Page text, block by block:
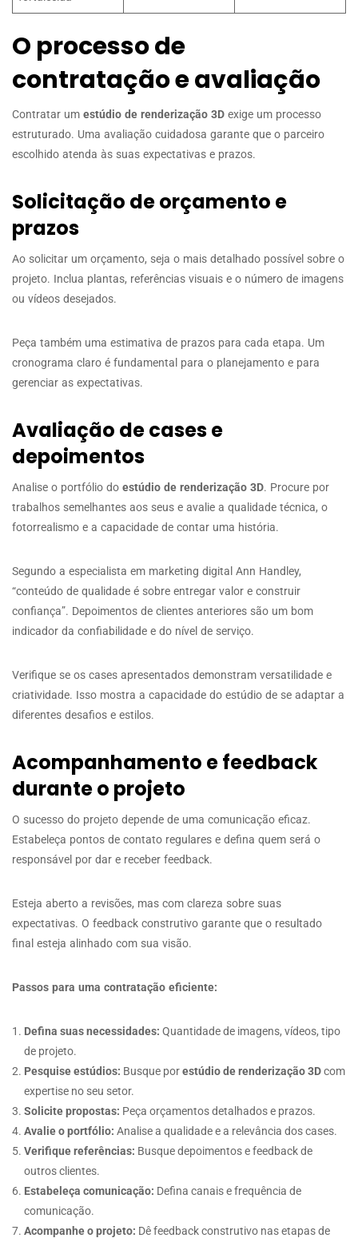
O processo de
contratação e avaliação
Contratar um estúdio de renderização 3D exige um processo
estruturado. Uma avaliação cuidadosa garante que o parceiro
escolhido atenda às suas expectativas e prazos.
Solicitação de orçamento e
prazos
Ao solicitar um orçamento, seja o mais detalhado possível sobre o
projeto. Inclua plantas, referências visuais e o número de imagens
ou vídeos desejados.
Peça também uma estimativa de prazos para cada etapa. Um
cronograma claro é fundamental para o planejamento e para
gerenciar as expectativas.
Avaliação de cases e
depoimentos
Analise o portfólio do estúdio de renderização 3D. Procure por
trabalhos semelhantes aos seus e avalie a qualidade técnica, o
fotorrealismo e a capacidade de contar uma história.
Segundo a especialista em marketing digital Ann Handley,
“conteúdo de qualidade é sobre entregar valor e construir
confiança”. Depoimentos de clientes anteriores são um bom
indicador da confiabilidade e do nível de serviço.
Verifique se os cases apresentados demonstram versatilidade e
criatividade. Isso mostra a capacidade do estúdio de se adaptar a
diferentes desafios e estilos.
Acompanhamento e feedback
durante o projeto
O sucesso do projeto depende de uma comunicação eficaz.
Estabeleça pontos de contato regulares e defina quem será o
responsável por dar e receber feedback.
Esteja aberto a revisões, mas com clareza sobre suas
expectativas. O feedback construtivo garante que o resultado
final esteja alinhado com sua visão.
Passos para uma contratação eficiente:
Defina suas necessidades: Quantidade de imagens, vídeos, tipo
de projeto.
Pesquise estúdios: Busque porestúdio de renderização 3Dcom
expertise no seu setor.
Solicite propostas: Peça orçamentos detalhados e prazos.
Avalie o portfólio: Analise a qualidade e a relevância dos cases.
Verifique referências: Busque depoimentos e feedback de
outros clientes.
Estabeleça comunicação: Defina canais e frequência de
comunicação.
Acompanhe o projeto: Dê feedback construtivo nas etapas de